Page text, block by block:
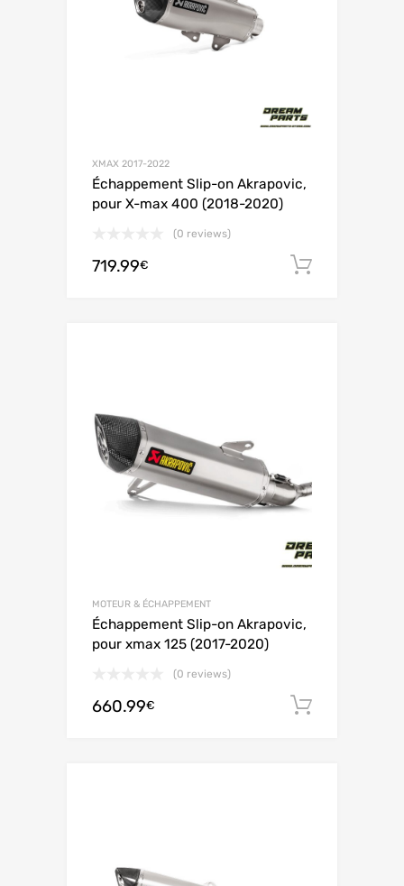
XMAX 2017-2022
Échappement Slip-on Akrapovic,
pour X-max 400 (2018-2020)
(0 reviews)
719.99€
MOTEUR & ÉCHAPPEMENT
Échappement Slip-on Akrapovic,
pour xmax 125 (2017-2020)
(0 reviews)
660.99€